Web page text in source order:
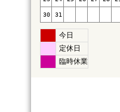
30 31
今日
定休日
臨時休業